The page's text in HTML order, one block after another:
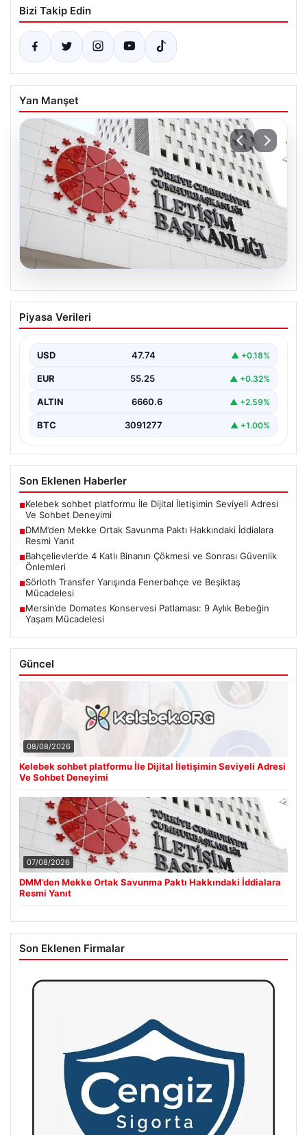
Bizi Takip Edin
Yan Manşet
07.08.2026
DMM’den Mekke Ortak Savunma Paktı
Hakkındaki İddialara Resmi Yanıt
Suudi Arabistan ve Pakistan arasında imzalandığı
belirtilen Mekke Ortak…
Piyasa Verileri
USD 47.74 ▲ +0.18%
EUR 55.25 ▲ +0.32%
ALTIN 6660.6 ▲ +2.59%
BTC 3091277 ▲ +1.00%
Son Eklenen Haberler
■Kelebek sohbet platformu İle Dijital İletişimin Seviyeli Adresi
Ve Sohbet Deneyimi
■DMM’den Mekke Ortak Savunma Paktı Hakkındaki İddialara
Resmi Yanıt
■Bahçelievler’de 4 Katlı Binanın Çökmesi ve Sonrası Güvenlik
Önlemleri
■Sörloth Transfer Yarışında Fenerbahçe ve Beşiktaş
Mücadelesi
■Mersin’de Domates Konservesi Patlaması: 9 Aylık Bebeğin
Yaşam Mücadelesi
Güncel
08/08/2026
Kelebek sohbet platformu İle Dijital İletişimin Seviyeli Adresi
Ve Sohbet Deneyimi
07/08/2026
DMM’den Mekke Ortak Savunma Paktı Hakkındaki İddialara
Resmi Yanıt
Son Eklenen Firmalar